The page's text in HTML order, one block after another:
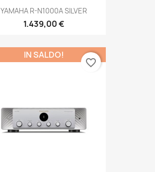
YAMAHA R-N1000A SILVER
1.439,00 €
IN SALDO!
favorite_border